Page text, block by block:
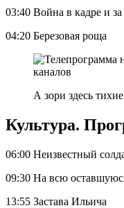
03:40 Война в кадре и
04:20 Березовая роща
А зори здесь
Культура.
06:00 Неизвестный
09:30 На всю
13:55 Застава Ильича